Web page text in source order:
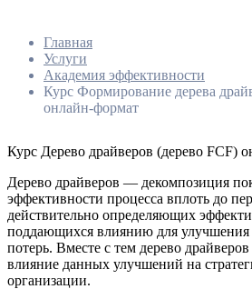
Главная
Услуги
Академия эффективности
Курс Формирование дерева
онлайн-формат
Курс Дерево драйверов (дерево FCF)
Дерево драйверов — декомпозиция
эффективности процесса вплоть до
действительно определяющих
поддающихся влиянию для улучшения
потерь. Вместе с тем дерево
влияние данных улучшений на
организации.